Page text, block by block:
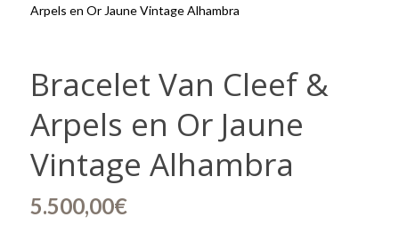
Arpels en Or Jaune Vintage Alhambra
Bracelet Van Cleef &
Arpels en Or Jaune
Vintage Alhambra
5.500,00€